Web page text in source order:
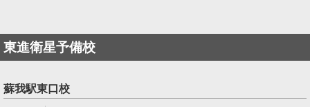
東進衛星予備校
蘇我駅東口校